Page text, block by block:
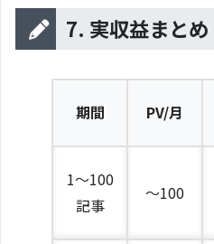
7. 実収益まとめ
期間 PV/月
1〜100
記事
〜100